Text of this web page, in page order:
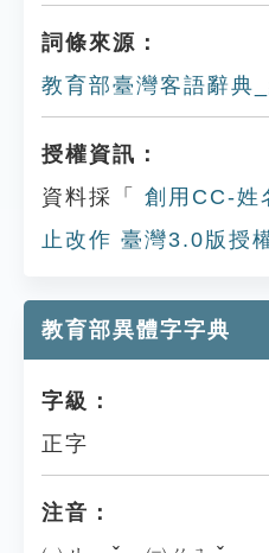
詞條來源：
教育部臺灣客語辭典
授權資訊：
資料採「
創用CC-姓
止改作 臺灣3.0版授
教育部異體字字典
字級：
正字
注音：